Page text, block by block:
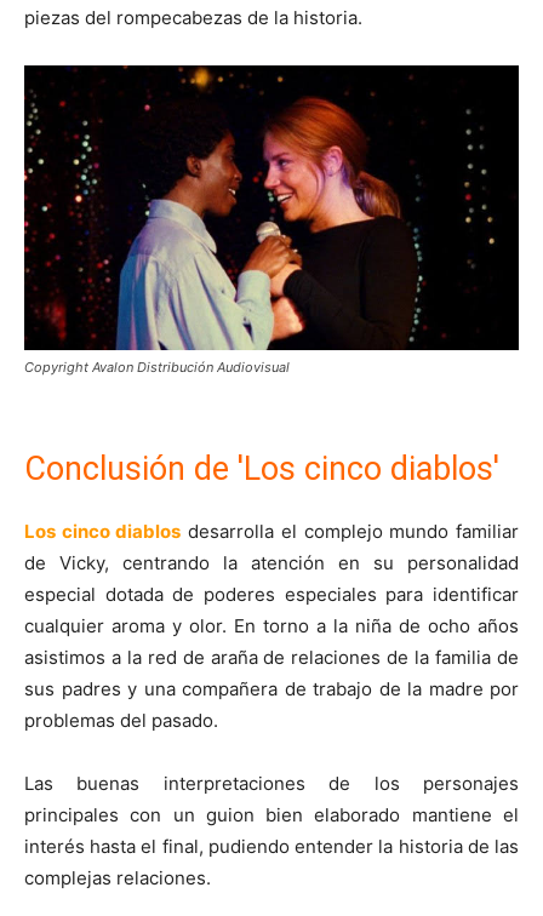
piezas del rompecabezas de la historia.
Copyright Avalon Distribución Audiovisual
Conclusión de 'Los cinco diablos'
Los cinco diablos desarrolla el complejo mundo familiar
de Vicky, centrando la atención en su personalidad
especial dotada de poderes especiales para identificar
cualquier aroma y olor. En torno a la niña de ocho años
asistimos a la red de araña de relaciones de la familia de
sus padres y una compañera de trabajo de la madre por
problemas del pasado.
Las buenas interpretaciones de los personajes
principales con un guion bien elaborado mantiene el
interés hasta el final, pudiendo entender la historia de las
complejas relaciones.